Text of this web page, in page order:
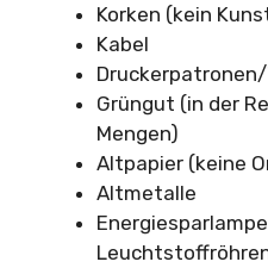
Korken (kein
Kabel
Grüngut (in der
Mengen)
Altpapier (keine
Altmetalle